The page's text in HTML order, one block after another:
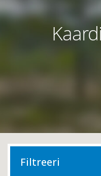
Filtreeri